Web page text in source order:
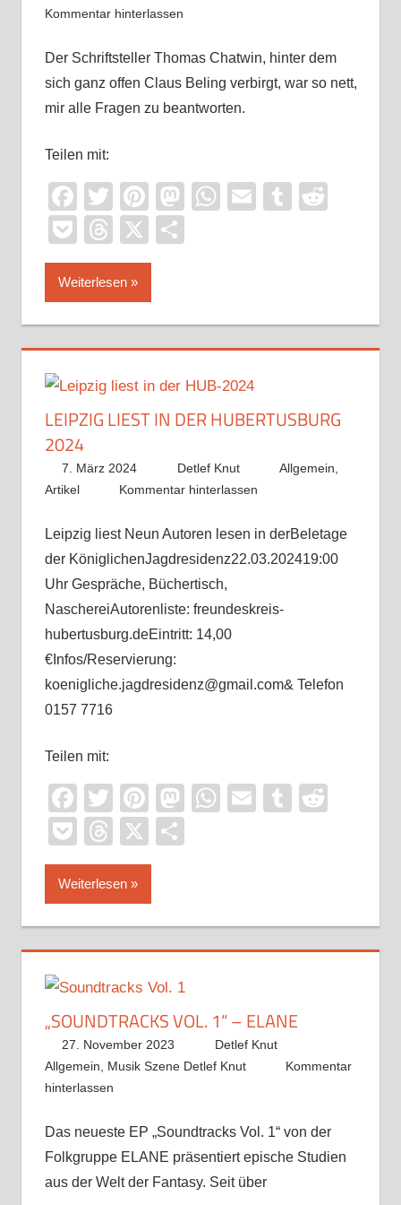
Kommentar hinterlassen
Der Schriftsteller Thomas Chatwin, hinter dem
sich ganz offen Claus Beling verbirgt, war so nett,
mir alle Fragen zu beantworten.
Teilen mit:
Facebook
TwitterPinterest
Mastodon
WhatsApp
EmailTumblr
PocketThreads
X
Weiterlesen
LEIPZIG LIEST IN DER HUBERTUSBURG
2024
7. März 2024 Detlef Knut Allgemein
Artikel
Kommentar hinterlassen
Leipzig liest Neun Autoren lesen in derBeletage
der KöniglichenJagdresidenz22.03.202419:00
Uhr Gespräche, Büchertisch,
NaschereiAutorenliste: freundeskreis-
hubertusburg.deEintritt: 14,00
€Infos/Reservierung:
koenigliche.jagdresidenz@gmail.com& Telefon
0157 7716
Teilen mit:
Facebook
TwitterPinterest
Mastodon
WhatsApp
EmailTumblr
PocketThreads
X
Weiterlesen
„SOUNDTRACKS VOL. 1“ – ELANE
27. November 2023
Detlef Knut
Allgemein
Musik Szene Detlef Knut
Kommentar
hinterlassen
Das neueste EP „Soundtracks Vol. 1“ von der
Folkgruppe ELANE präsentiert epische Studien
aus der Welt der Fantasy. Seit über